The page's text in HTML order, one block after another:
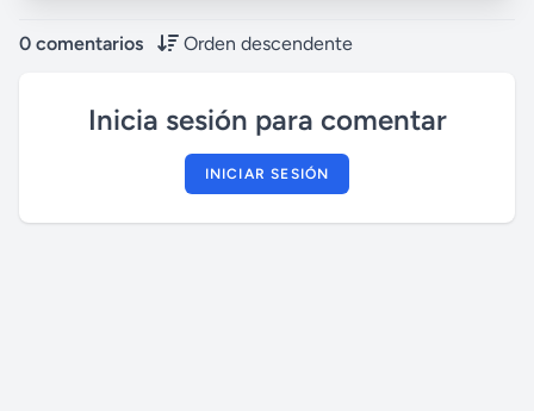
0 comentarios Orden descendente
Inicia sesión para comentar
INICIAR SESIÓN